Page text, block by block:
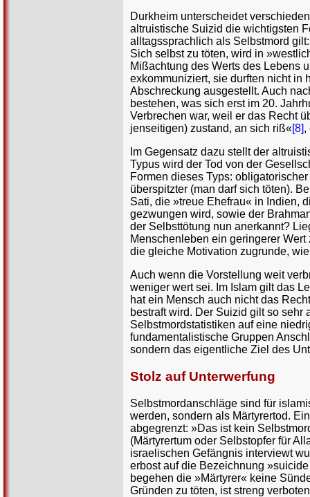
Durkheim unterscheidet
altruistische Suizid die wichtigsten
alltagssprachlich als Selbstmord
Sich selbst zu töten, wird in
Mißachtung des Werts des Lebens
exkommuniziert, sie durften nicht in
Abschreckung ausgestellt. Auch
bestehen, was sich erst im 20.
Verbrechen war, weil er das Recht
jenseitigen) zustand, an sich riß«[8],
Im Gegensatz dazu stellt der
Typus wird der Tod von der
Formen dieses Typs:
überspitzter (man darf sich töten).
Sati, die »treue Ehefrau« in Indien,
gezwungen wird, sowie der
der Selbsttötung nun anerkannt?
Menschenleben ein geringerer
die gleiche Motivation zugrunde,
Auch wenn die Vorstellung weit
weniger wert sei. Im Islam gilt das
hat ein Mensch auch nicht das
bestraft wird. Der Suizid gilt so
Selbstmordstatistiken auf eine
fundamentalistische Gruppen
sondern das eigentliche Ziel des
Stolz auf Unterwerfung
Selbstmordanschläge sind für
werden, sondern als Märtyrertod.
abgegrenzt: »Das ist kein
(Märtyrertum oder Selbstopfer für
israelischen Gefängnis interviewt
erbost auf die Bezeichnung
begehen die »Märtyrer« keine
Gründen zu töten, ist streng